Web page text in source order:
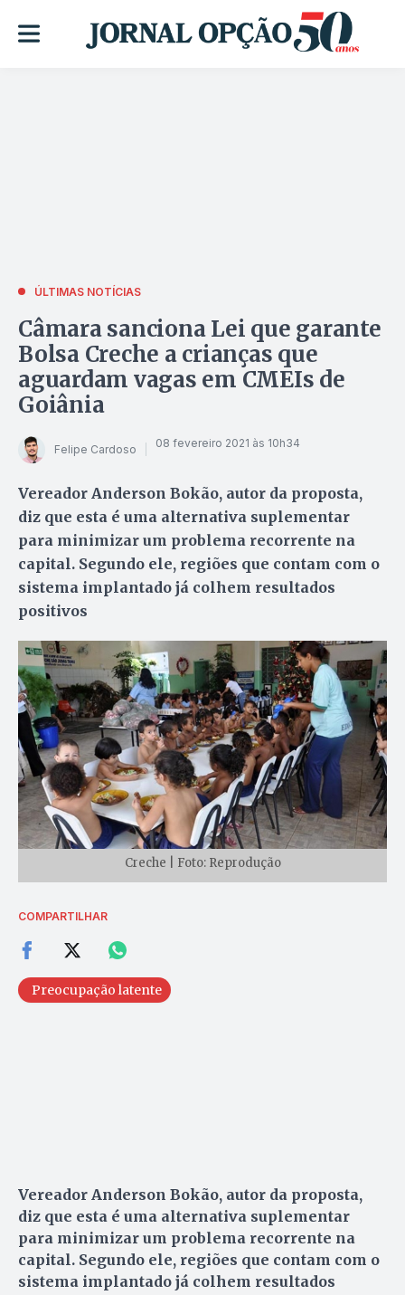
ÚLTIMAS NOTÍCIAS
Câmara sanciona Lei que garante
Bolsa Creche a crianças que
aguardam vagas em CMEIs de
Goiânia
Felipe Cardoso 08 fevereiro 2021 às 10h34
Vereador Anderson Bokão, autor da proposta,
diz que esta é uma alternativa suplementar
para minimizar um problema recorrente na
capital. Segundo ele, regiões que contam com o
sistema implantado já colhem resultados
positivos
Creche | Foto: Reprodução
COMPARTILHAR
Preocupação latente
Vereador Anderson Bokão, autor da proposta,
diz que esta é uma alternativa suplementar
para minimizar um problema recorrente na
capital. Segundo ele, regiões que contam com o
sistema implantado já colhem resultados